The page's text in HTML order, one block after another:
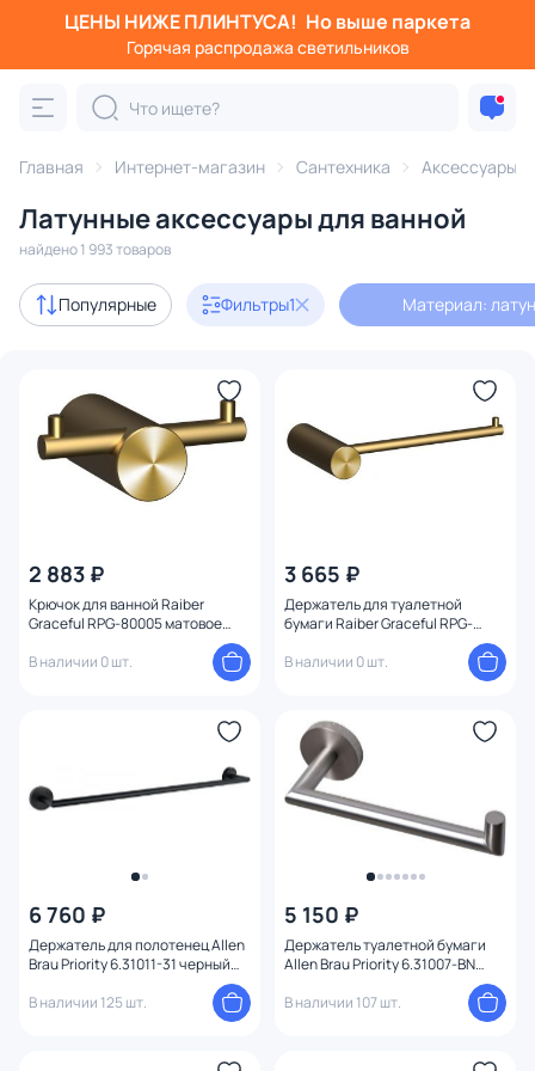
ЦЕНЫ НИЖЕ ПЛИНТУСА! Но выше паркета
Горячая распродажа светильников
Главная Интернет-магазин Сантехника Аксессуары
Латунные аксессуары для ванной
найдено 1 993 товаров
Популярные Фильтры1 Материал:
2 883 ₽
Крючок для ванной Raiber
Graceful RPG-80005 матовое
В наличии 0 шт.
3 665 ₽
Держатель для туалетной
бумаги Raiber Graceful RPG-
В наличии 0 шт.
6 760 ₽
Держатель для полотенец Allen
Brau Priority 6.31011-31 черный
В наличии 125 шт.
5 150 ₽
Держатель туалетной бумаги
Allen Brau Priority 6.31007-BN
В наличии 107 шт.
Фильтры
Категория: Аксессуары для ванной комнаты
для раковины для туалета для полотенец
Акции 57
В наличии 1471
Доставка
От До
Бренд
Стиль
Материал
Диаметр (мм)